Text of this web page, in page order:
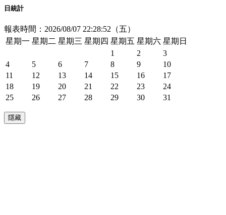
日統計
報表時間：2026/08/07 22:28:52（五）
星期一 星期二 星期三 星期四 星期五 星期六 星期日
1
2
3
4
5 6 7 8 9
10
11
12 13 14 15 16
17
18
19 20 21 22 23
24
25
26 27 28 29 30 31